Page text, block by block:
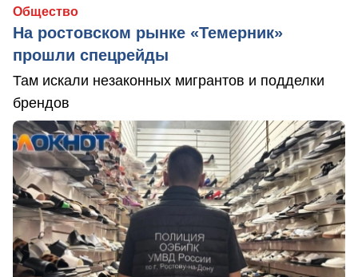
Общество
На ростовском рынке «Темерник»
прошли спецрейды
Там искали незаконных мигрантов и подделки
брендов